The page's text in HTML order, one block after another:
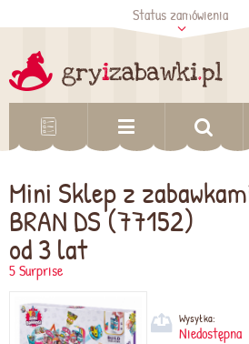
Sprawdź status
zamówienia
Status zamówienia
Mini Sklep z
BRAN DS (77152)
od 3 lat
5 Surprise
Wysyłka:
Niedostępna